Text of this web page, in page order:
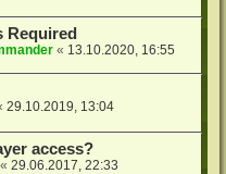
Required
« 13.10.2020, 16:55
29.10.2019, 13:04
access?
«29.06.2017, 22:33